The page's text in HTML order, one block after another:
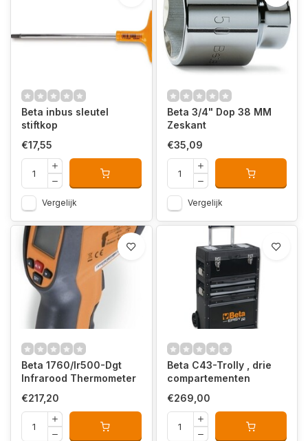
Beta inbus sleutel
stiftkop
€17,55
Vergelijk
Beta 3/4" Dop 38 MM
Zeskant
€35,09
Vergelijk
Beta 1760/Ir500-Dgt
Infrarood Thermometer
€217,20
Beta C43-Trolly , drie
compartementen
€269,00